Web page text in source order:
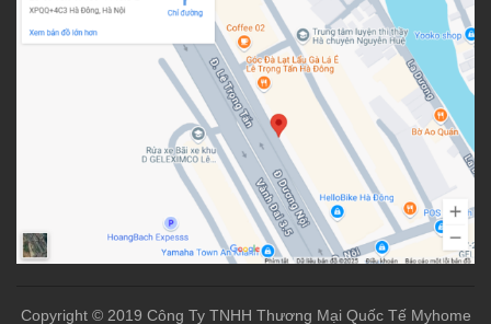
Copyright © 2019 Công Ty TNHH Thương Mại Quốc Tế Myhome